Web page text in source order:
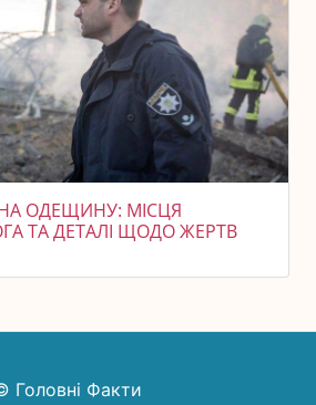
ОДЕЩИНУ: МІСЦЯ
ТА ДЕТАЛІ ЩОДО ЖЕРТВ
Головні Факти